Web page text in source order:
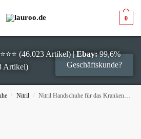
0
(46.023 Artikel) |Ebay:99,6%
Artikel)
Geschäftskunde?
/ Nitril / Nitril Handschuhe für das Krankenhaus und den Medizinischen Bereich